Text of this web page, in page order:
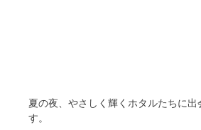
夏の夜、やさしく輝くホタルたちに
す。